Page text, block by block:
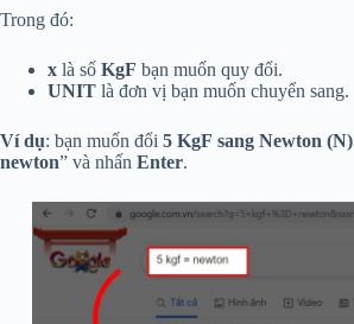
Trong đó:
x là số KgF bạn muốn quy đổi.
UNIT là đơn vị bạn muốn chuyển sang.
Ví dụ: bạn muốn đổi 5 KgF sang Newton (N)
newton” và nhấn Enter.